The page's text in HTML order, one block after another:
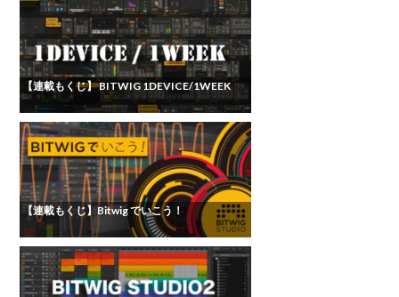
【連載もくじ】 BITWIG 1DEVICE/1WEEK
【連載もくじ】Bitwig でいこう！